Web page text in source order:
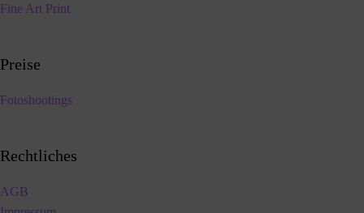
Fine Art Print
Preise
Fotoshootings
Rechtliches
AGB